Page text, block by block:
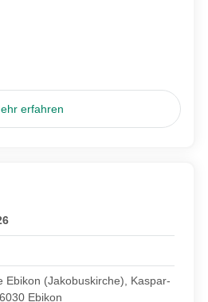
erfahren
Ebikon (Jakobuskirche), Kaspar-
Ebikon